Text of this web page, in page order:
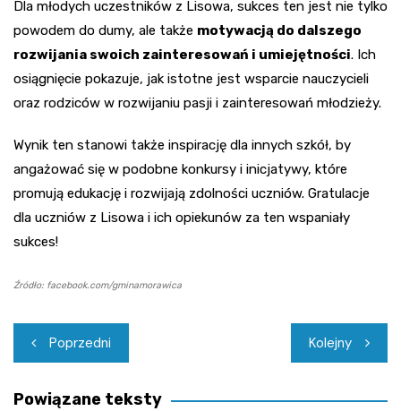
Dla młodych uczestników z Lisowa, sukces ten jest nie tylko
powodem do dumy, ale także motywacją do dalszego
rozwijania swoich zainteresowań i umiejętności. Ich
osiągnięcie pokazuje, jak istotne jest wsparcie nauczycieli
oraz rodziców w rozwijaniu pasji i zainteresowań młodzieży.
Wynik ten stanowi także inspirację dla innych szkół, by
angażować się w podobne konkursy i inicjatywy, które
promują edukację i rozwijają zdolności uczniów. Gratulacje
dla uczniów z Lisowa i ich opiekunów za ten wspaniały
sukces!
Źródło: facebook.com/gminamorawica
Nawigacja
wpisu
Poprzedni Kolejny
Powiązane teksty